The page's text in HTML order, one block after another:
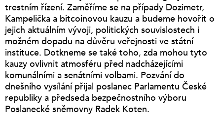
trestním řízení. Zaměříme se na případy Dozimetr,
Kampelička a bitcoinovou kauzu a budeme hovořit o
jejich aktuálním vývoji, politických souvislostech i
možném dopadu na důvěru veřejnosti ve státní
instituce. Dotkneme se také toho, zda mohou tyto
kauzy ovlivnit atmosféru před nadcházejícími
komunálními a senátními volbami. Pozvání do
dnešního vysílání přijal poslanec Parlamentu České
republiky a předseda bezpečnostního výboru
Poslanecké sněmovny Radek Koten.